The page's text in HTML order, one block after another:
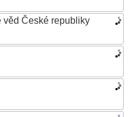
věd České republiky